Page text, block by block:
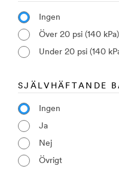
Ingen
Över 20 psi (140 kPa)
Under 20 psi (140
SJÄLVHÄFTANDE
Ingen
Ja
Nej
Övrigt